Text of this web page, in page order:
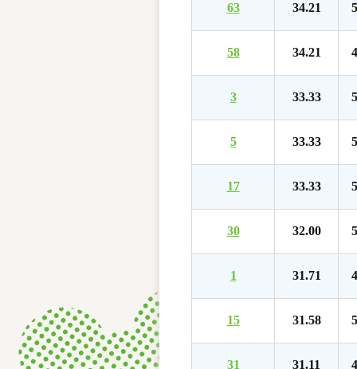
63 34.21
58 34.21
3 33.33
5 33.33
17 33.33
30 32.00
1 31.71
15 31.58
31 31.11